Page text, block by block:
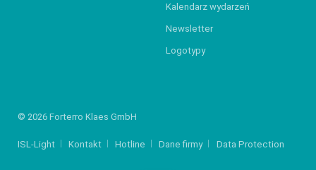
Kalendarz wydarzeń
Newsletter
Logotypy
© 2026 Forterro Klaes GmbH
ISL-Light Kontakt Hotline Dane firmy Data Protection